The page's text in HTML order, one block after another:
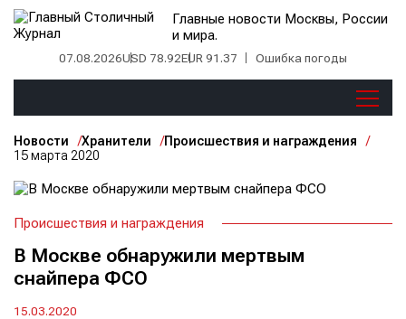
Главные новости Москвы, России
и мира.
07.08.2026USD 78.92EUR 91.37 Ошибка погоды
Новости Хранители
Происшествия и награждения
15 марта 2020
Происшествия и награждения
В Москве обнаружили мертвым
снайпера ФСО
15.03.2020